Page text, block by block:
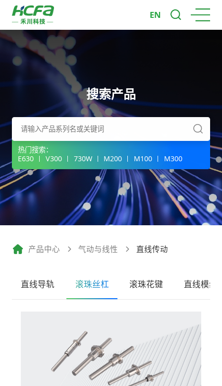
EN
搜索产品
热门搜索：
E630
V300 730W M200 M100 M300
产品中心 气动与线性 直线传动
直线导轨 滚珠丝杠 滚珠花键 直线模组